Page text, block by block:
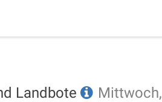
Landbote Mittwoch,